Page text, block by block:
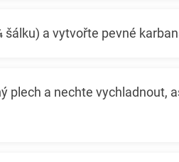
a vytvořte pevné
plech a nechte vychladnout,